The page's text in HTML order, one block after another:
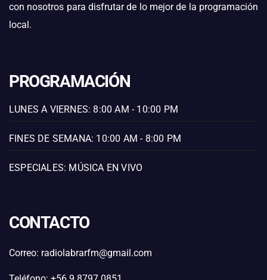
con nosotros para disfrutar de lo mejor de la programación
local.
PROGRAMACIÓN
LUNES A VIERNES: 8:00 AM - 10:00 PM
FINES DE SEMANA: 10:00 AM - 8:00 PM
ESPECIALES: MÚSICA EN VIVO
CONTACTO
Correo: radiolabrarfm@gmail.com